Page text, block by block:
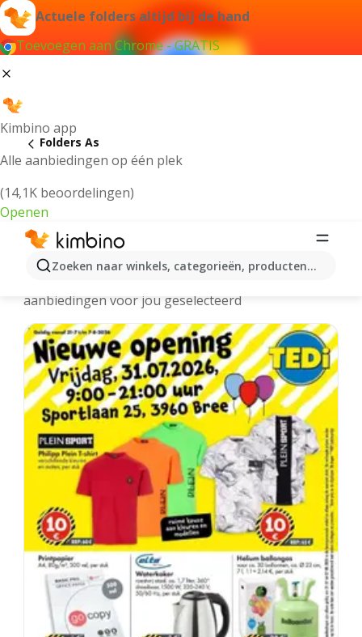
Actuele folders altijd bij de hand
Toevoegen aan Chrome - GRATIS
Kimbino app
Alle aanbiedingen op één plek
(14,1K beoordelingen)
Openen
Zoeken naar winkels, categorieën, producten...
Folders As
As folders online
aanbiedingen voor jou geselecteerd